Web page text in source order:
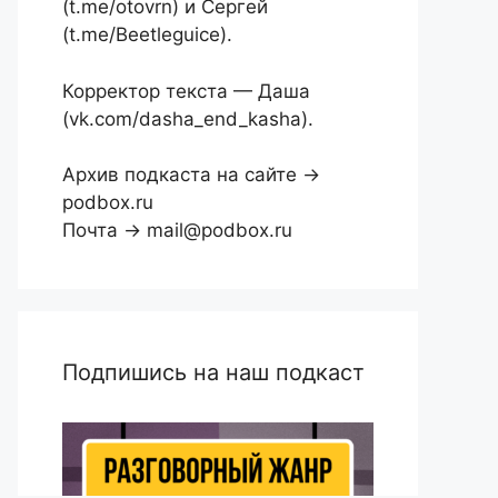
(t.me/otovrn) и Сергей
(t.me/Beetleguice).
Корректор текста — Даша
(vk.com/dasha_end_kasha).
Архив подкаста на сайте →
podbox.ru
Почта → mail@podbox.ru
Подпишись на наш подкаст